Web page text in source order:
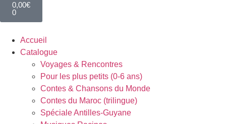
0,00€
0
Accueil
Catalogue
Voyages & Rencontres
Pour les plus petits (0-6 ans)
Contes & Chansons du Monde
Contes du Maroc (trilingue)
Spéciale Antilles-Guyane